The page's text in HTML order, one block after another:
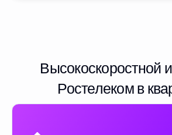
Высокоскоростной
Ростелеком в